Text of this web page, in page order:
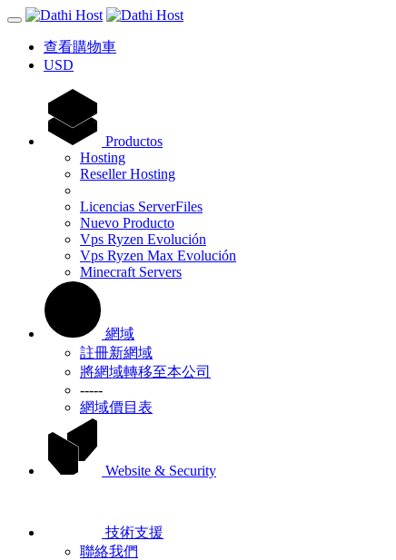
查看購物車
USD
Productos
Hosting
Reseller Hosting
Licencias ServerFiles
Nuevo Producto
Vps Ryzen Evolución
Vps Ryzen Max Evolución
Minecraft Servers
網域
註冊新網域
將網域轉移至本公司
-----
網域價目表
Website & Security
技術支援
聯絡我們